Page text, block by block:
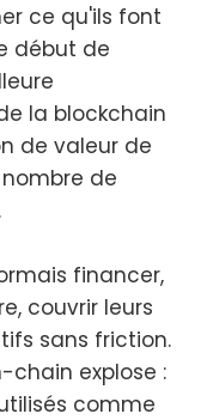
ce qu'ils font
début de
la blockchain
de valeur de
de
financer,
couvrir leurs
sans friction.
explose :
comme